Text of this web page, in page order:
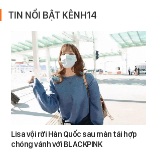
TIN NỔI BẬT KÊNH14
Lisa vội rời Hàn Quốc sau màn tái hợp
chóng vánh với BLACKPINK